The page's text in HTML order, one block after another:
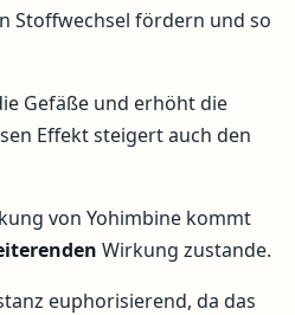
Stoffwechsel fördern und so
Gefäße und erhöht die
Effekt steigert auch den
von Yohimbine kommt
Wirkung zustande.
euphorisierend, da das